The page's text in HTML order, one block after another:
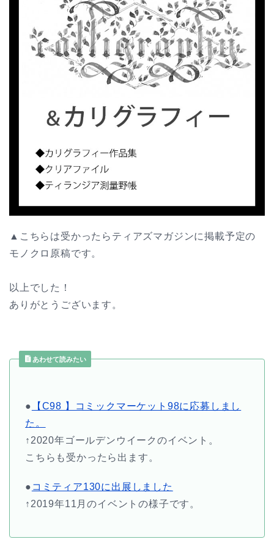
▲こちらは受かったらティアズマガジンに掲載予定の
モノクロ原稿です。
以上でした！
ありがとうございます。
あわせて読みたい
●
【C98 】コミックマーケット98に応募しまし
た。
↑2020年ゴールデンウイークのイベント。
こちらも受かったら出ます。
● コミティア130に出展しました
↑2019年11月のイベントの様子です。